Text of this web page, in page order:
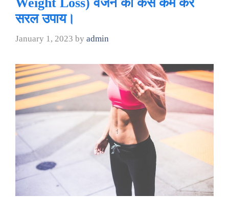
सरल उपाय।
January 1, 2023 by admin